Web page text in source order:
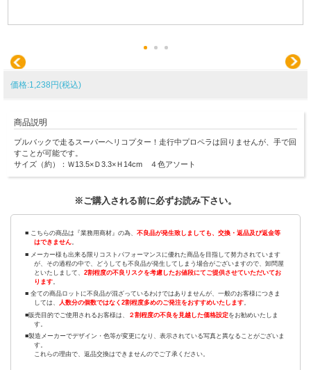
価格:1,238円(税込)
商品説明
プルバックで走るスーパーヘリコプター！走行中プロペラは回りませんが、手で回
すことが可能です。
サイズ（約）：Ｗ13.5×Ｄ3.3×Ｈ14cm ４色アソート
※ご購入される前に必ずお読み下さい。
■ こちらの商品は『業務用商材』の為、 不良品が発生致しましても、交換・返品及び返金等
はできません。
■ メーカー様も出来る限りコストパフォーマンスに優れた商品を目指して努力されています
が、その過程の中で、どうしても不良品が発生してしまう場合がございますので、卸問屋
といたしまして、2割程度の不良リスクを考慮したお値段にてご提供させていただいてお
ります
■ 全ての商品ロットに不良品が混ざっているわけではありませんが、一般のお客様につきま
しては、 人数分の個数ではなく2割程度多めのご発注をおすすめいたします。
■販売目的でご使用されるお客様は、
２割程度の不良を見越した価格設定をお勧めいたしま
す。
■製造メーカーでデザイン・色等が変更になり、表示されている写真と異なることがございま
す。
これらの理由で、返品交換はできませんのでご了承ください。